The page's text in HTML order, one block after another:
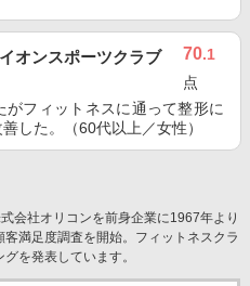
オンスポーツクラブ
70.1
点
がフィットネスに通って整形に
した。（60代以上／女性）
会社オリコンを前身企業に1967年より
満足度調査を開始。フィットネスクラ
を発表しています。